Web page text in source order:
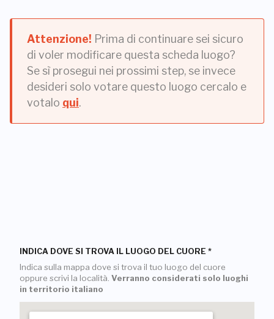
Attenzione! Prima di continuare sei sicuro
di voler modificare questa scheda luogo?
Se sì prosegui nei prossimi step, se invece
desideri solo votare questo luogo cercalo e
votalo qui.
INDICA DOVE SI TROVA IL LUOGO DEL CUORE *
Indica sulla mappa dove si trova il tuo luogo del cuore
oppure scrivi la località. Verranno considerati solo luoghi
in territorio italiano